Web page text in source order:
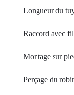
Longueur du
Raccord avec
Montage sur
Perçage du